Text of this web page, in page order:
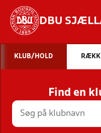
DBU
STILLINGER,
KLUB/HOLD
Find en